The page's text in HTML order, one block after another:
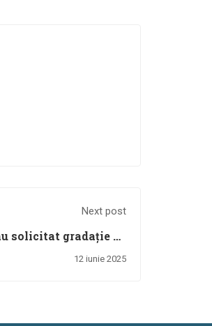
Next post
solicitat gradație de
- rezultate finale
12 iunie 2025